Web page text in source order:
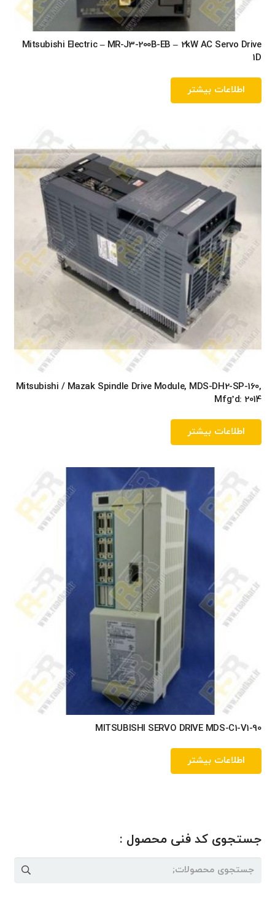
Mitsubishi Electric – MR-J3-200B-EB – 2kW AC Servo Drive
1D
اطلاعات بیشتر
Mitsubishi / Mazak Spindle Drive Module, MDS-DH2-SP-160,
Mfg’d: 2014
اطلاعات بیشتر
MITSUBISHI SERVO DRIVE MDS-C1-V1-90
اطلاعات بیشتر
جستجوی کد فنی محصول :
جستجو